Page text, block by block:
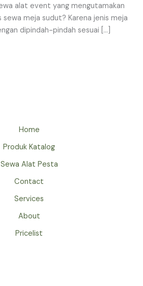
alat event yang mengutamakan
sewa meja sudut? Karena jenis meja
dipindah-pindah sesuai […]
Home
Produk Katalog
Sewa Alat Pesta
Contact
Services
About
Pricelist